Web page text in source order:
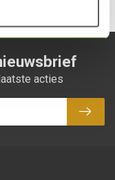
acties